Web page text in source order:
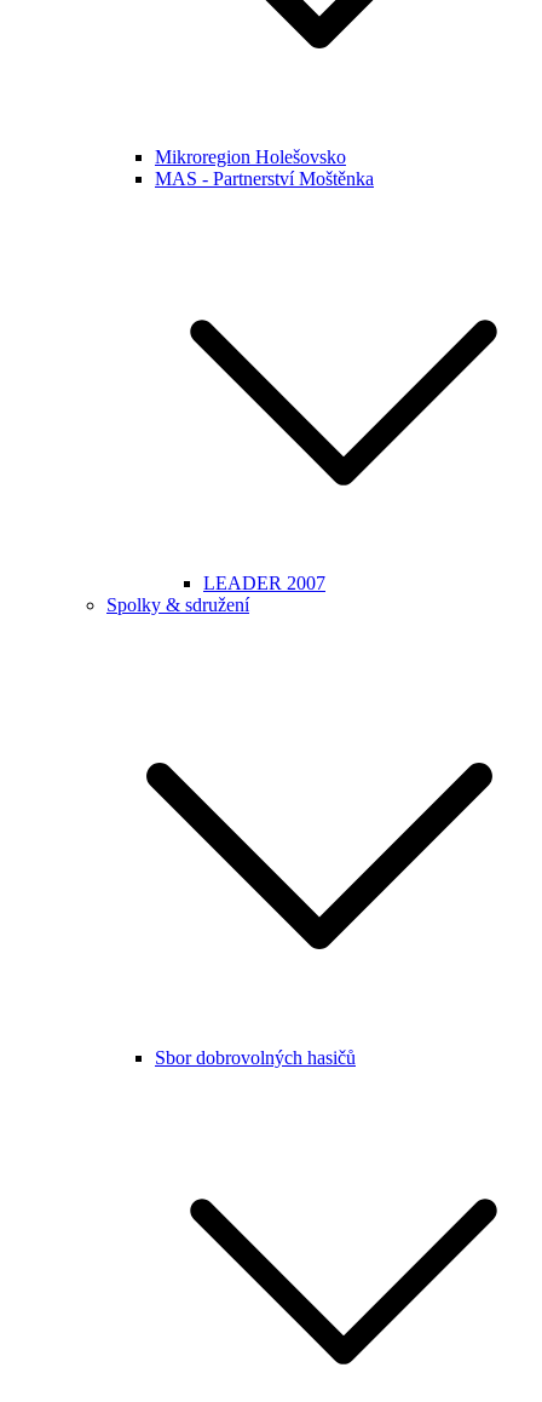
Mikroregion Holešovsko
MAS - Partnerství Moštěnka
LEADER 2007
Spolky & sdružení
Sbor dobrovolných hasičů